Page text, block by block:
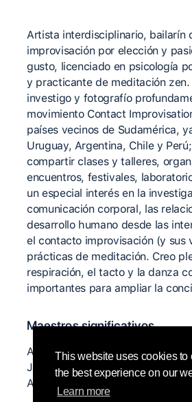
This website uses cookies to
the best experience on our
Learn more
Artista interdisciplinario, bailarín
improvisación por elección y
gusto, licenciado en psicología
y practicante de meditación
investigo y fotografío
movimiento Contact
países vecinos de Sudamérica,
Uruguay, Argentina, Chile y
compartir clases y talleres,
encuentros, festivales,
un especial interés en la
comunicación corporal, las
desarrollo humano desde las
el contacto improvisación (y sus
prácticas de meditación. Creo
respiración, el tacto y la danza
importantes para ampliar la
Maestros significativos
Alessandro Rivellino, Cristina
Javiera Sanhueza, Autarco Arfini,
Ana Alonso